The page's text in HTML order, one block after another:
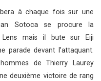
à chaque fois sur une
Sotoca se procure la
mais il bute sur Eiji
parade devant l’attaquant.
de Thierry Laurey
deuxième victoire de rang